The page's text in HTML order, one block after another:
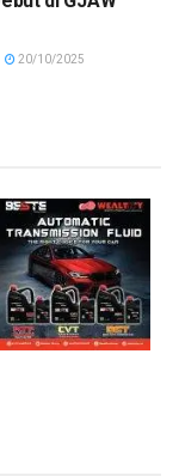
20/10/2025